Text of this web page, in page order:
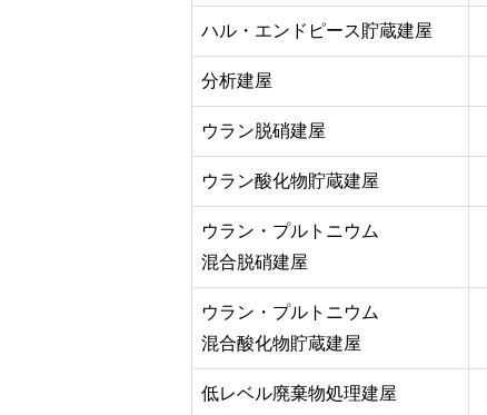
ハル・エンドピース貯蔵建屋
分析建屋
ウラン脱硝建屋
ウラン酸化物貯蔵建屋
ウラン・プルトニウム
混合脱硝建屋
ウラン・プルトニウム
混合酸化物貯蔵建屋
低レベル廃棄物処理建屋